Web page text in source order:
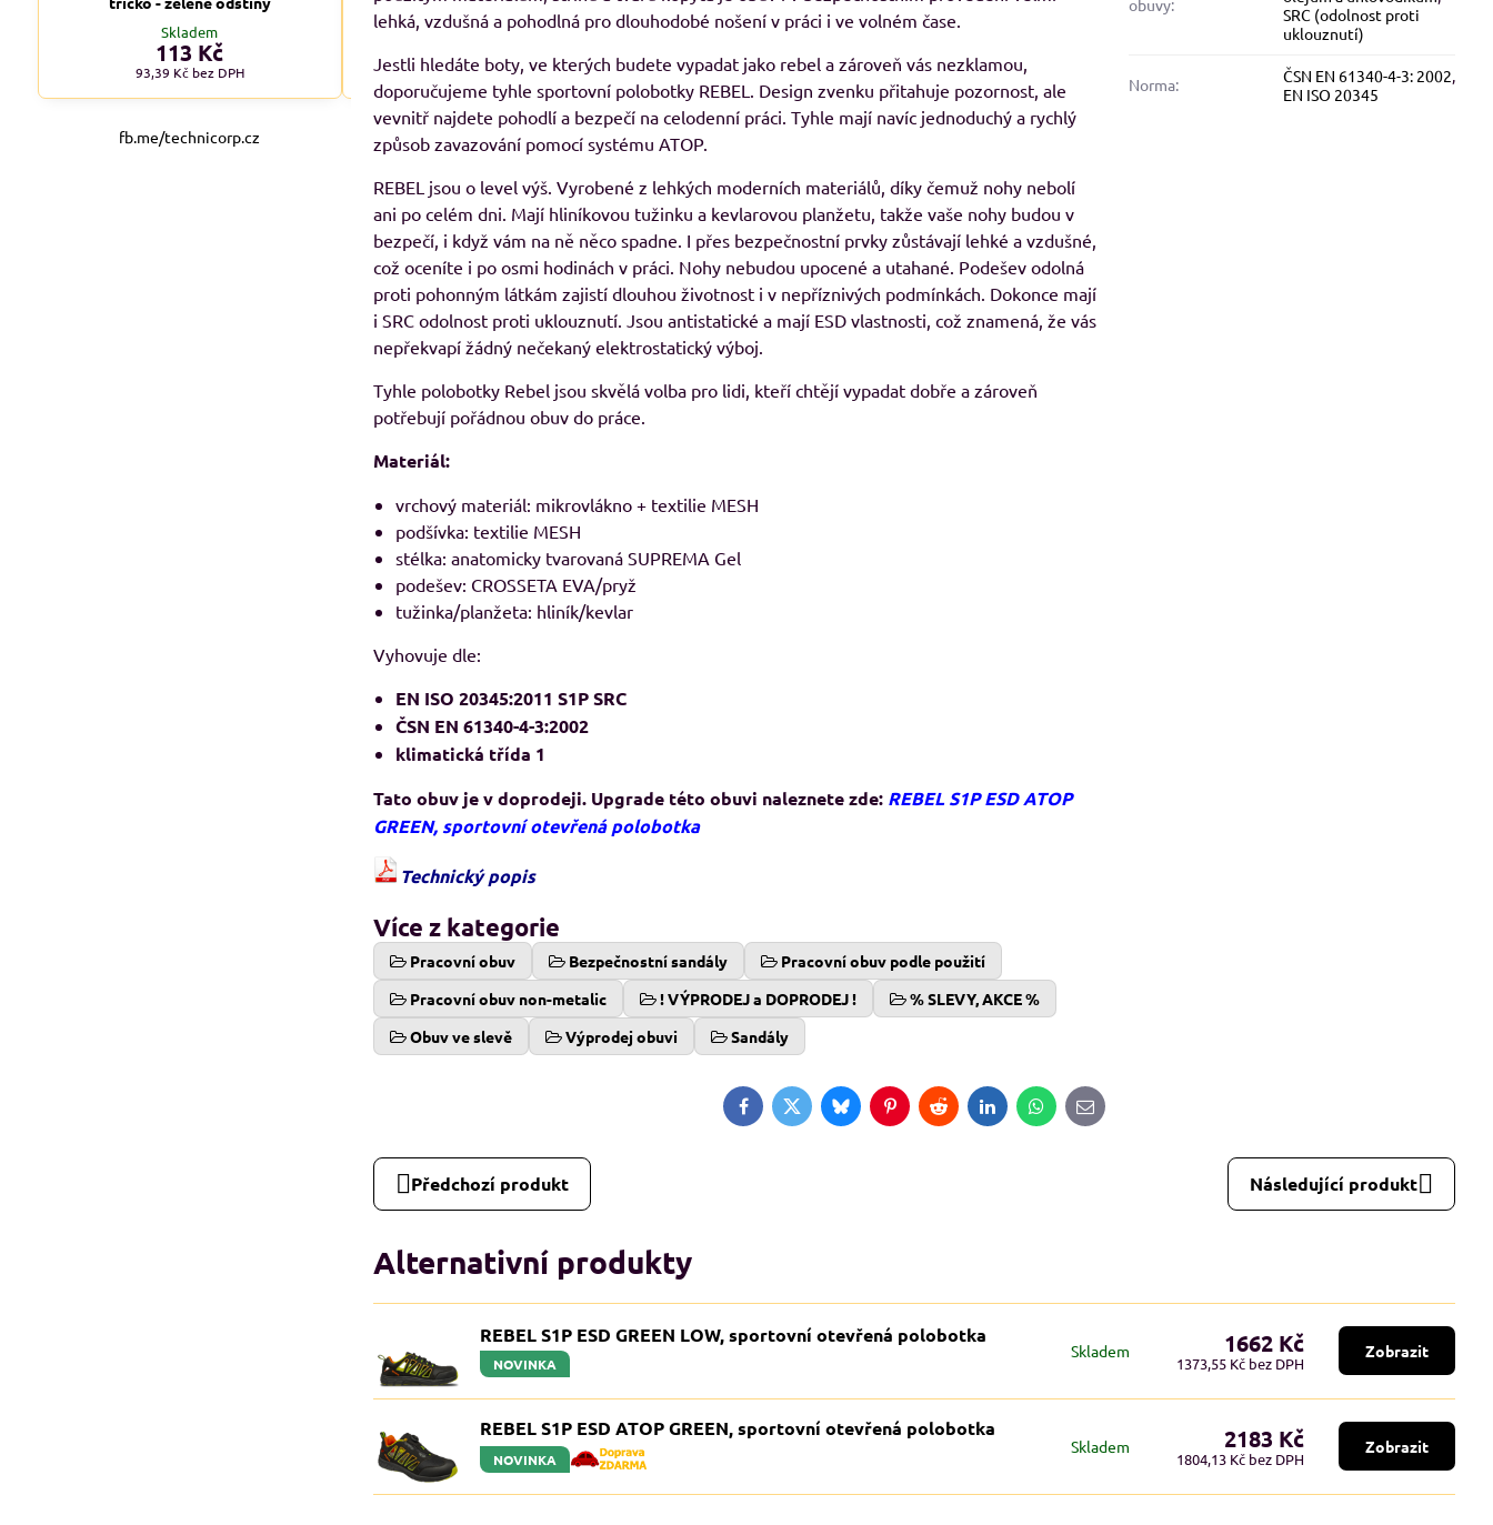
lehká, vzdušná a pohodlná pro dlouhodobé nošení v práci i ve volném čase.
Jestli hledáte boty, ve kterých budete vypadat jako rebel a zároveň vás nezklamou,
doporučujeme tyhle sportovní polobotky REBEL. Design zvenku přitahuje pozornost, ale
vevnitř najdete pohodlí a bezpečí na celodenní práci. Tyhle mají navíc jednoduchý a rychlý
způsob zavazování pomocí systému ATOP.
REBEL jsou o level výš. Vyrobené z lehkých moderních materiálů, díky čemuž nohy nebolí
ani po celém dni. Mají hliníkovou tužinku a kevlarovou planžetu, takže vaše nohy budou v
bezpečí, i když vám na ně něco spadne. I přes bezpečnostní prvky zůstávají lehké a vzdušné,
což oceníte i po osmi hodinách v práci. Nohy nebudou upocené a utahané. Podešev odolná
proti pohonným látkám zajistí dlouhou životnost i v nepříznivých podmínkách. Dokonce mají
i SRC odolnost proti uklouznutí. Jsou antistatické a mají ESD vlastnosti, což znamená, že vás
nepřekvapí žádný nečekaný elektrostatický výboj.
Tyhle polobotky Rebel jsou skvělá volba pro lidi, kteří chtějí vypadat dobře a zároveň
potřebují pořádnou obuv do práce.
Materiál:
vrchový materiál: mikrovlákno + textilie MESH
podšívka: textilie MESH
stélka: anatomicky tvarovaná SUPREMA Gel
podešev: CROSSETA EVA/pryž
tužinka/planžeta: hliník/kevlar
Vyhovuje dle:
EN ISO 20345:2011 S1P SRC
ČSN EN 61340-4-3:2002
klimatická třída 1
Tato obuv je v doprodeji. Upgrade této obuvi naleznete zde: REBEL S1P ESD ATOP
GREEN, sportovní otevřená polobotka
Technický popis
Více z kategorie
Pracovní obuv Bezpečnostní sandály
Pracovní obuv podle použití
Pracovní obuv non-metalic
! VÝPRODEJ a DOPRODEJ !
% SLEVY, AKCE %
Obuv ve slevě
Výprodej obuvi Sandály
obuvy:
SRC (odolnost proti
uklouznutí)
Norma: ČSN EN 61340-4-3: 2002,
EN ISO 20345
FacebookTwitterBlueskyPinterestRedditLinkedInWhatsApp
E-
mail
Předchozí produkt Následující produkt
Alternativní produkty
REBEL S1P ESD GREEN LOW, sportovní otevřená polobotka
NOVINKA
Skladem 1662 Kč
1373,55 Kč bez DPH
Zobrazit
REBEL S1P ESD ATOP GREEN, sportovní otevřená polobotka
NOVINKA
Skladem 2183 Kč
1804,13 Kč bez DPH
Zobrazit
Skladem
113 Kč
93,39 Kč bez DPH
Skladem
od 109 Kč
od 90,08 Kčbez DPH
Skladem
od 239 Kč
od 109 Kč
od 90,08 Kčbez DPH
fb.me/technicorp.cz